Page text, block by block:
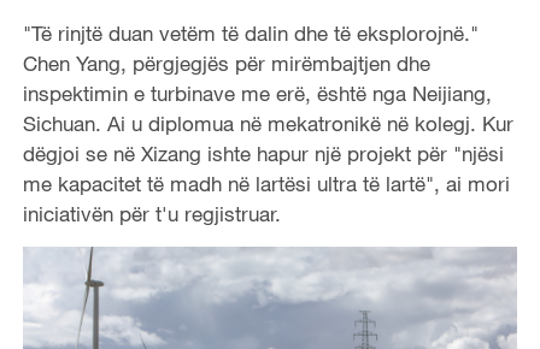
"Të rinjtë duan vetëm të dalin dhe të eksplorojnë."
Chen Yang, përgjegjës për mirëmbajtjen dhe
inspektimin e turbinave me erë, është nga Neijiang,
Sichuan. Ai u diplomua në mekatronikë në kolegj. Kur
dëgjoi se në Xizang ishte hapur një projekt për "njësi
me kapacitet të madh në lartësi ultra të lartë", ai mori
iniciativën për t'u regjistruar.